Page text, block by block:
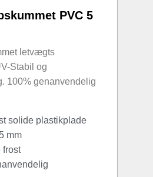
PVC 5
letvægts
Stabil og
100% genanvendelig
solide plastikplade
mm
frost